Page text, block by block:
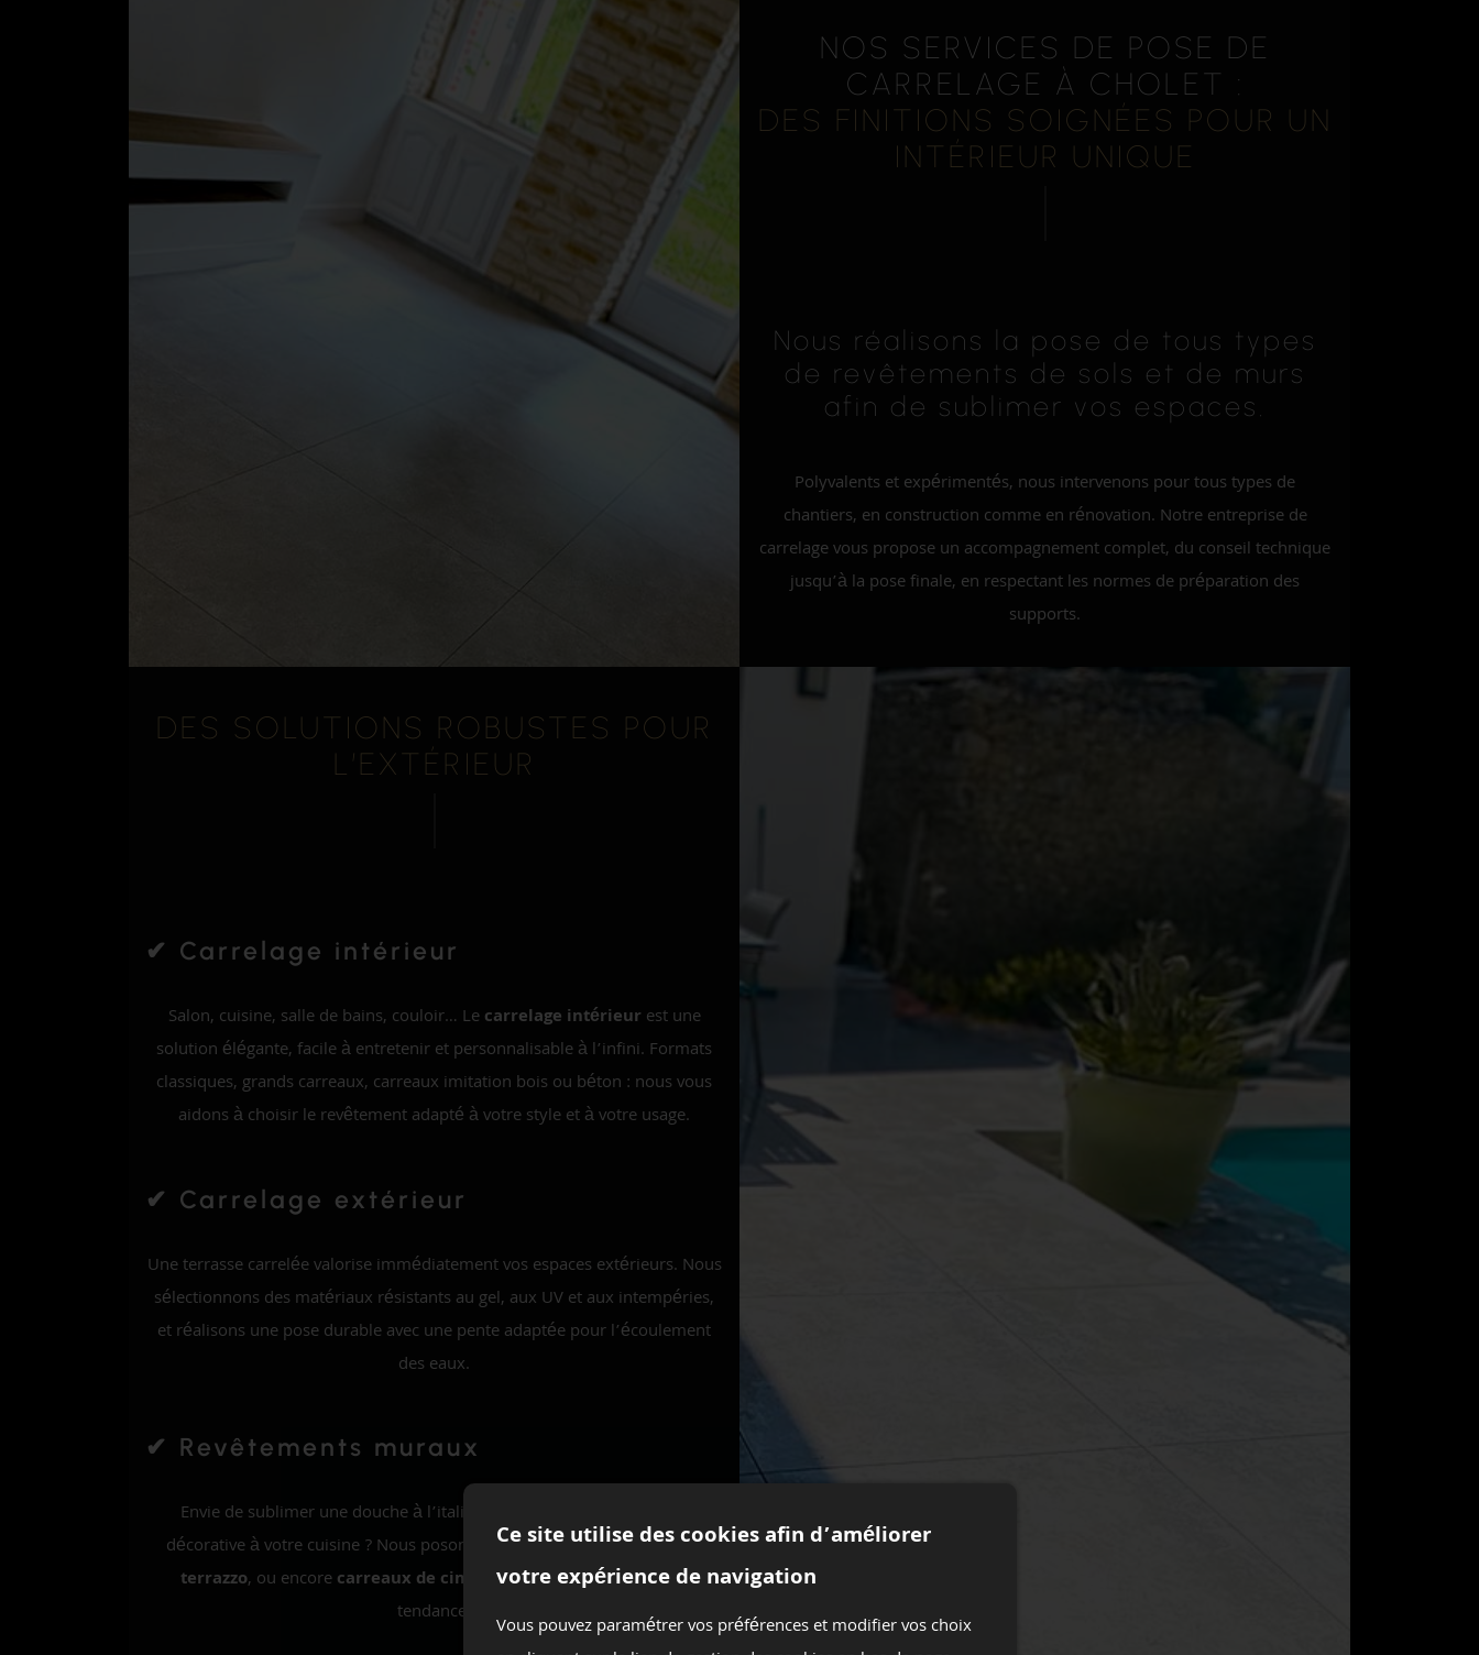
NOS SERVICES DE POSE DE
CARRELAGE À CHOLET :
DES FINITIONS SOIGNÉES POUR UN
INTÉRIEUR UNIQUE
Nous réalisons la pose de tous types
de revêtements de sols et de murs
afin de sublimer vos espaces.
Polyvalents et expérimentés, nous intervenons pour tous types de
chantiers, en construction comme en rénovation. Notre entreprise de
carrelage vous propose un accompagnement complet, du conseil technique
jusqu’à la pose finale, en respectant les normes de préparation des
supports.
DES SOLUTIONS ROBUSTES POUR
L’EXTÉRIEUR
✔ Carrelage intérieur
Salon, cuisine, salle de bains, couloir… Lecarrelage intérieur est une
solution élégante, facile à entretenir et personnalisable à l’infini. Formats
classiques, grands carreaux, carreaux imitation bois ou béton : nous vous
aidons à choisir le revêtement adapté à votre style et à votre usage.
✔ Carrelage extérieur
Une terrasse carrelée valorise immédiatement vos espaces extérieurs. Nous
sélectionnons des matériaux résistants au gel, aux UV et aux intempéries,
et réalisons une pose durable avec une pente adaptée pour l’écoulement
des eaux.
✔ Revêtements muraux
Envie de sublimer une douche à l’italienne ou d’ajouter une touche
décorative à votre cuisine ? Nous posons
faïence, mosaïque, zelliges,
terrazzo, ou encorecarreaux de cimentpour un rendu unique et
tendance.
Ce site utilise des cookies afin d’améliorer
votre expérience de navigation
Vous pouvez paramétrer vos préférences et modifier vos choix